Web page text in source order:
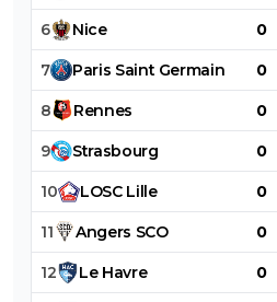
6 Nice 0
7 Paris Saint Germain 0
8 Rennes 0
9 Strasbourg 0
10 LOSC Lille 0
11 Angers SCO 0
12 Le Havre 0